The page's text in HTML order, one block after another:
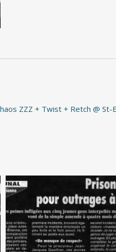
ZZZ + Twist + Retch @ St-